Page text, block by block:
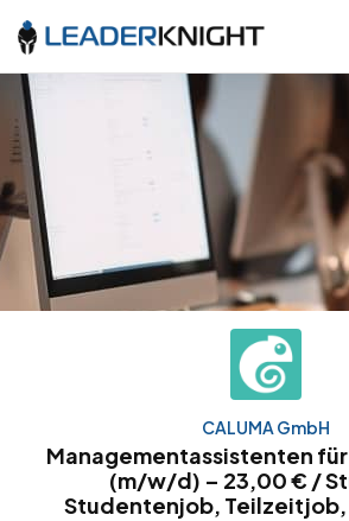
CALUMA GmbH
Managementassistenten
(m/w/d) – 23,00 € /
Studentenjob,